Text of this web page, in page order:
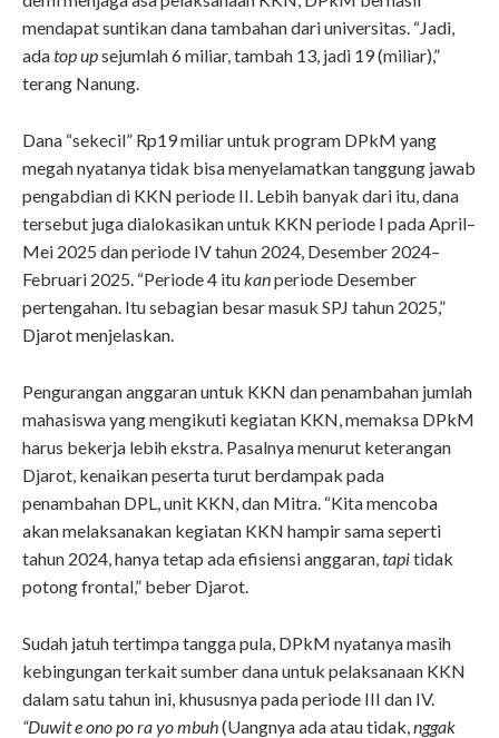
mendapat suntikan dana tambahan dari universitas. “Jadi,
adatop upsejumlah 6 miliar, tambah 13, jadi 19 (miliar),”
terang Nanung.
Dana “sekecil” Rp19 miliar untuk program DPkM yang
megah nyatanya tidak bisa menyelamatkan tanggung jawab
pengabdian di KKN periode II. Lebih banyak dari itu, dana
tersebut juga dialokasikan untuk KKN periode I pada April–
Mei 2025 dan periode IV tahun 2024, Desember 2024–
Februari 2025. “Periode 4 itukanperiode Desember
pertengahan. Itu sebagian besar masuk SPJ tahun 2025,”
Djarot menjelaskan.
Pengurangan anggaran untuk KKN dan penambahan jumlah
mahasiswa yang mengikuti kegiatan KKN, memaksa DPkM
harus bekerja lebih ekstra. Pasalnya menurut keterangan
Djarot, kenaikan peserta turut berdampak pada
penambahan DPL, unit KKN, dan Mitra. “Kita mencoba
akan melaksanakan kegiatan KKN hampir sama seperti
tahun 2024, hanya tetap ada efisiensi anggaran,tapitidak
potong frontal,” beber Djarot.
Sudah jatuh tertimpa tangga pula, DPkM nyatanya masih
kebingungan terkait sumber dana untuk pelaksanaan KKN
dalam satu tahun ini, khususnya pada periode III dan IV.
“Duwit e ono po ra yo mbuh(Uangnya ada atau tidak, nggak